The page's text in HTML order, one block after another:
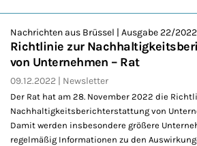
Nachrichten aus Brüssel | Ausgabe 22/2022
Richtlinie zur
von Unternehmen – Rat
09.12.2022 Newsletter
Der Rat hat am 28. November 2022 die
Nachhaltigkeitsberichterstattung von
Damit werden insbesondere größere
regelmäßig Informationen zu den